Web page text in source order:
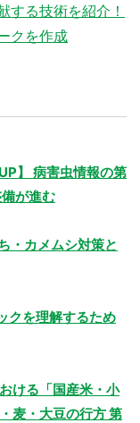
する技術を紹介！
クを作成
】 病害虫情報の第
が進む
・カメムシ対策と
クを理解するため
ける「国産米・小
麦・大豆の行方 第